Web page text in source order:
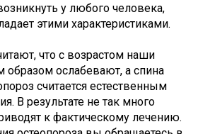
у любого человека,
этими характеристиками.
что с возрастом наши
образом ослабевают, а спина
считается естественным
В результате не так много
к фактическому лечению.